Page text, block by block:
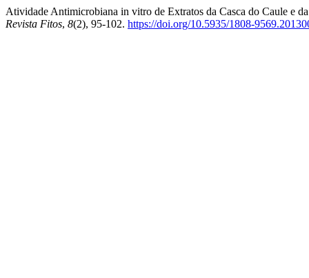
Atividade Antimicrobiana in vitro de Extratos da Casca do Caule e
Revista Fitos, 8(2), 95-102. https://doi.org/10.5935/1808-